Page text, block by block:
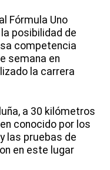
Fórmula Uno
posibilidad de
competencia
semana en
la carrera
a 30 kilómetros
conocido por los
las pruebas de
en este lugar